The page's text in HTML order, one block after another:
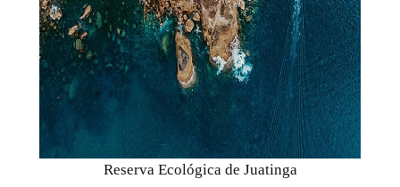
Reserva Ecológica de Juatinga